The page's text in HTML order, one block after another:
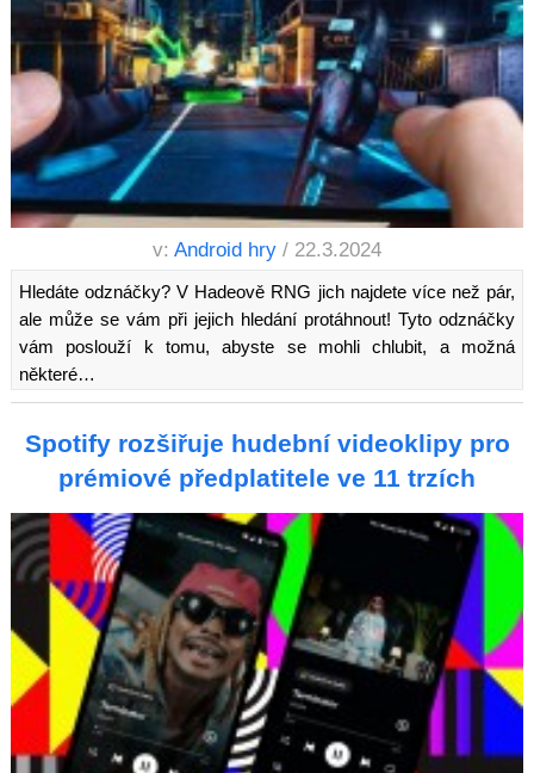
v: Android hry / 22.3.2024
Hledáte odznáčky? V Hadeově RNG jich najdete více než pár,
ale může se vám při jejich hledání protáhnout! Tyto odznáčky
vám poslouží k tomu, abyste se mohli chlubit, a možná
některé…
Spotify rozšiřuje hudební videoklipy pro
prémiové předplatitele ve 11 trzích